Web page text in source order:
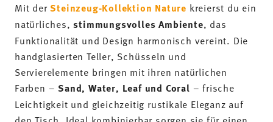
Mit derSteinzeug-Kollektion Nature kreierst du ein
natürliches,stimmungsvolles Ambiente, das
Funktionalität und Design harmonisch vereint. Die
handglasierten Teller, Schüsseln und
Servierelemente bringen mit ihren natürlichen
Farben –Sand, Water, Leaf und Coral – frische
Leichtigkeit und gleichzeitig rustikale Eleganz auf